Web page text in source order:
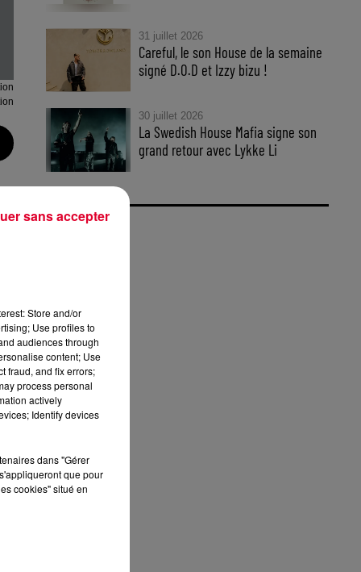
31 juillet 2026
Careful, le son House de la semaine
signé D.O.D et Izzy bizu !
30 juillet 2026
La Swedish House Mafia signe son
grand retour avec Lykke Li
Store and/or
Use profiles to
audiences through
content; Use
fraud, and fix errors;
process personal
actively
Identify devices
dans "Gérer
que pour
cookies" situé en
sans accepter